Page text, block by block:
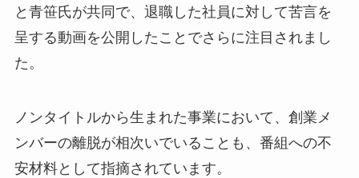
と青笹氏が共同で、退職した社員に対して苦言を
呈する動画を公開したことでさらに注目されまし
た。
ノンタイトルから生まれた事業において、創業メ
ンバーの離脱が相次いでいることも、番組への不
安材料として指摘されています。